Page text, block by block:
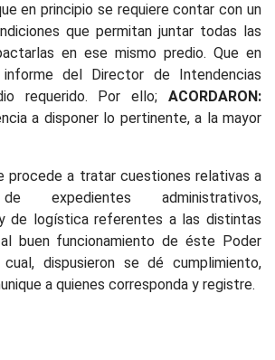
en principio se requiere contar con un
que permitan juntar todas las
en ese mismo predio. Que en
del Director de Intendencias
requerido. Por ello; ACORDARON:
a disponer lo pertinente, a la mayor
procede a tratar cuestiones relativas a
administrativos,
de logística referentes a las distintas
buen funcionamiento de éste Poder
dispusieron se dé cumplimiento,
a quienes corresponda y registre.